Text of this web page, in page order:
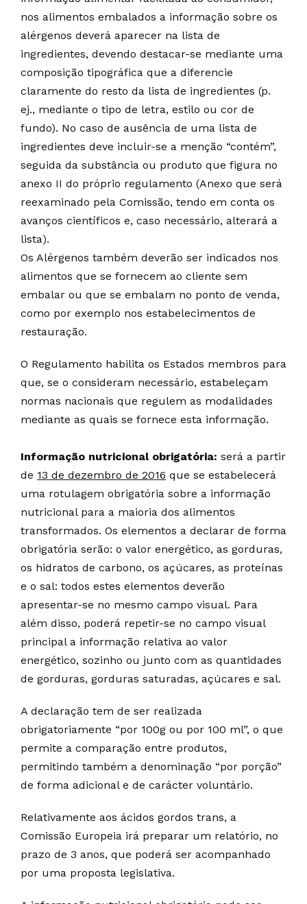
nos alimentos embalados a informação sobre os
alérgenos deverá aparecer na lista de
ingredientes, devendo destacar-se mediante uma
composição tipográfica que a diferencie
claramente do resto da lista de ingredientes (p.
ej., mediante o tipo de letra, estilo ou cor de
fundo). No caso de ausência de uma lista de
ingredientes deve incluir-se a menção “contém”,
seguida da substância ou produto que figura no
anexo II do próprio regulamento (Anexo que será
reexaminado pela Comissão, tendo em conta os
avanços científicos e, caso necessário, alterará a
lista).
Os Alérgenos também deverão ser indicados nos
alimentos que se fornecem ao cliente sem
embalar ou que se embalam no ponto de venda,
como por exemplo nos estabelecimentos de
restauração.
O Regulamento habilita os Estados membros para
que, se o consideram necessário, estabeleçam
normas nacionais que regulem as modalidades
mediante as quais se fornece esta informação.
Informação nutricional obrigatória: será a partir
de 13 de dezembro de 2016 que se estabelecerá
uma rotulagem obrigatória sobre a informação
nutricional para a maioria dos alimentos
transformados. Os elementos a declarar de forma
obrigatória serão: o valor energético, as gorduras,
os hidratos de carbono, os açúcares, as proteínas
e o sal: todos estes elementos deverão
apresentar-se no mesmo campo visual. Para
além disso, poderá repetir-se no campo visual
principal a informação relativa ao valor
energético, sozinho ou junto com as quantidades
de gorduras, gorduras saturadas, açúcares e sal.
A declaração tem de ser realizada
obrigatoriamente “por 100g ou por 100 ml”, o que
permite a comparação entre produtos,
permitindo também a denominação “por porção”
de forma adicional e de carácter voluntário.
Relativamente aos ácidos gordos trans, a
Comissão Europeia irá preparar um relatório, no
prazo de 3 anos, que poderá ser acompanhado
por uma proposta legislativa.